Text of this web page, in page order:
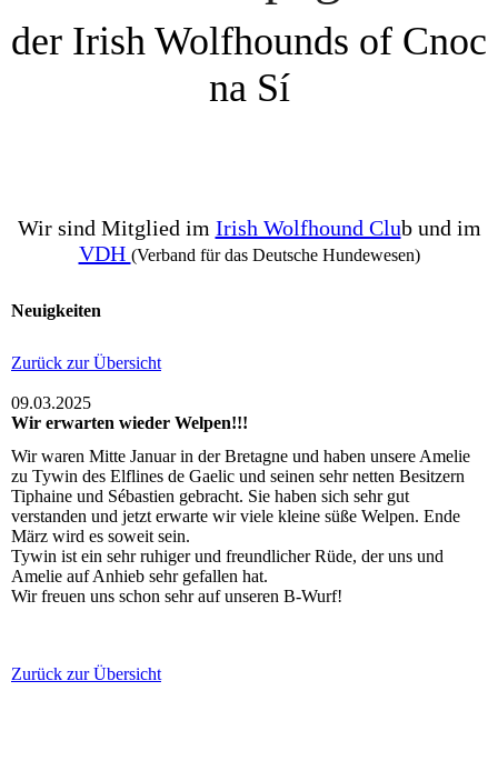
der Irish Wolfhounds of Cnoc
na Sí
Wir sind Mitglied im Irish Wolfhound Club und im
VDH (Verband für das Deutsche Hundewesen)
Neuigkeiten
Zurück zur Übersicht
09.03.2025
Wir erwarten wieder Welpen!!!
Wir waren Mitte Januar in der Bretagne und haben unsere Amelie
zu Tywin des Elflines de Gaelic und seinen sehr netten Besitzern
Tiphaine und Sébastien gebracht. Sie haben sich sehr gut
verstanden und jetzt erwarte wir viele kleine süße Welpen. Ende
März wird es soweit sein.
Tywin ist ein sehr ruhiger und freundlicher Rüde, der uns und
Amelie auf Anhieb sehr gefallen hat.
Wir freuen uns schon sehr auf unseren B-Wurf!
Zurück zur Übersicht